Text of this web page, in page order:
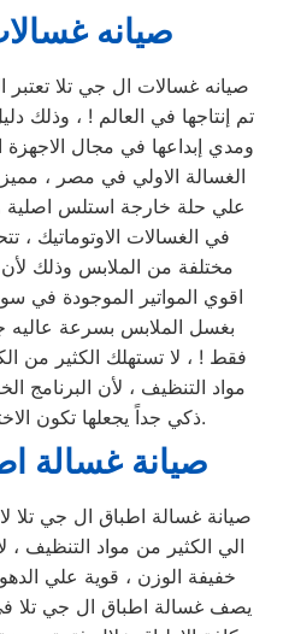
صيانه
صيانه غسالات ال جي تلا تعتبر
تم إنتاجها في العالم ! ، وذلك
ومدي إبداعها في مجال
الغسالة الاولي في مصر ،
علي حلة خارجة استلس اصلية
في الغسالات الاوتوماتيك ،
مختلفة من الملابس وذلك لأن
اقوي المواتير الموجودة في
بغسل الملابس بسرعة
فقط ! ، لا تستهلك الكثير من
مواد التنظيف ، لأن
ذكي جداً يجعلها تكون الاختيار الاول للبيت المصري.
صيانة غسالة
صيانة غسالة اطباق ال جي تلا
الي الكثير من مواد التنظيف ،
خفيفة الوزن ، قوية علي
يصف غسالة اطباق ال جي تلا